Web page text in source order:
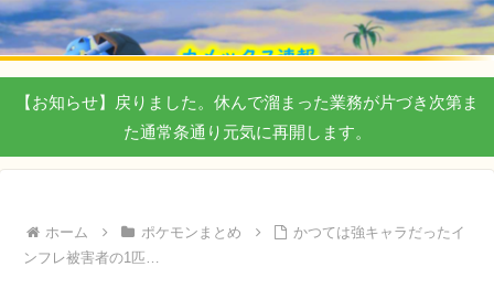
【お知らせ】戻りました。休んで溜まった業務が片づき次第ま
た通常条通り元気に再開します。
ホーム ポケモンまとめ
かつては強キャラだったイ
ンフレ被害者の1匹…